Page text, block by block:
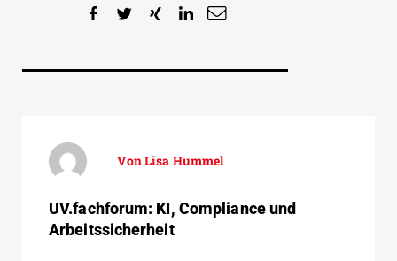
Lisa Hummel
UV.fachforum: KI, Compliance und
Arbeits­sicherheit